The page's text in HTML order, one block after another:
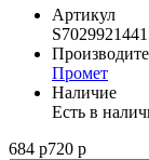
Артикул
Промет
Наличие
Есть в
684 р720 р